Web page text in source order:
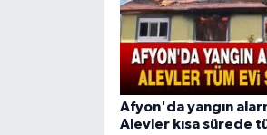
Afyon'da yangın
Alevler kısa sürede